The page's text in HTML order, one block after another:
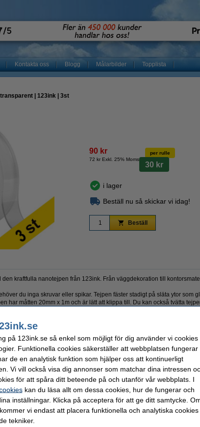
Kontakta oss Blogg Målarbilder Topplista
| 123ink | 3st
90 kr
72 kr Exkl. 25% Moms
per rulle
30 kr
i lager
Beställ nu så skickar vi idag!
Beställ
kraftfulla nanotejpen från 123ink. Från väggdekoration till
du inga skruvar eller spikar. Tejpen fäster stadigt på släta ytor som
har måtten 20mm x 1m och är lätt att klippa till. Du kan också tvätta
Med denna praktiska nanotejp kommer du att uppleva hur lätt det är
Användning:
Färg:
tejp EAN:
ofta även dessa produkter!
på 123ink.se så enkel som möjligt för dig använder vi cookies
Funktionella cookies säkerställer att webbplatsen fungerar
de en analytisk funktion som hjälper oss att kontinuerligt
Vi vill också visa dig annonser som matchar dina intressen
för att spåra ditt beteende på och utanför vår webbplats. I
kan du läsa allt om dessa cookies, hur de fungerar och
inställningar. Klicka på acceptera för att ge ditt samtycke.
vi endast att placera funktionella och analytiska cookies
tekniker.